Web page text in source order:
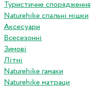
Туристичне спорядження
Naturehike спальні мішки
Аксесуари
Всесезонні
Зимові
Літні
Naturehike гамаки
Naturehike матраци